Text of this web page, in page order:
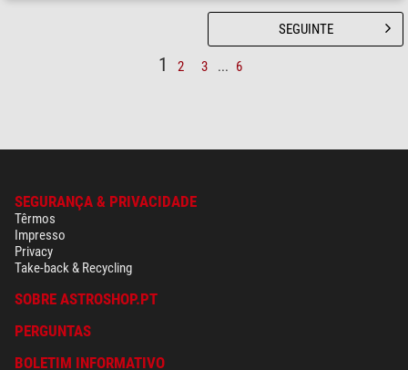
1 2 3 ... 6
SEGUINTE
SEGURANÇA & PRIVACIDADE
Têrmos
Impresso
Privacy
Take-back & Recycling
SOBRE ASTROSHOP.PT
PERGUNTAS
BOLETIM INFORMATIVO